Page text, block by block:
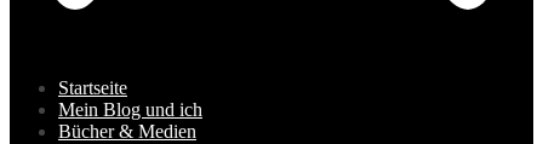
Startseite
Mein Blog und ich
Bücher & Medien